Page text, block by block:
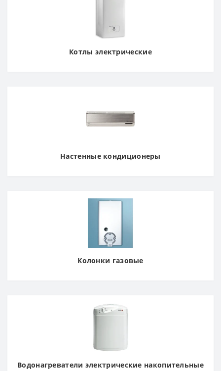
Котлы электрические
Настенные кондиционеры
Колонки газовые
Водонагреватели электрические накопительные